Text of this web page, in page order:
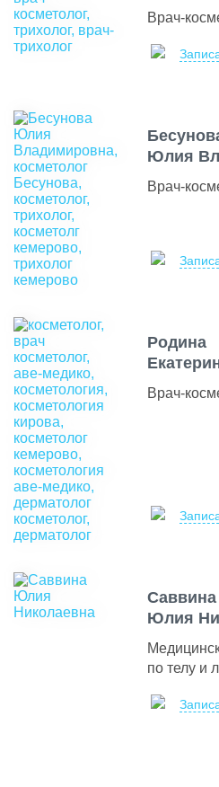
Врач-
Юлия
Врач-
Родина
Врач-
Саввина
Юлия
по телу и